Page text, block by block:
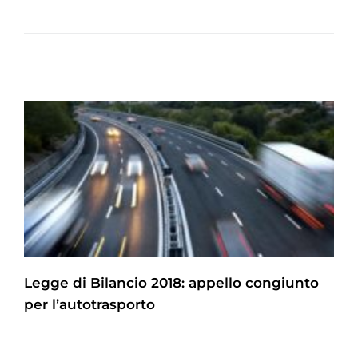
Legge di Bilancio 2018: appello congiunto
per l’autotrasporto